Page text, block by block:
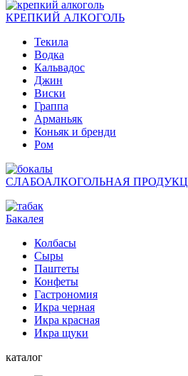
КРЕПКИЙ АЛКОГОЛЬ
Текила
Водка
Кальвадос
Джин
Виски
Граппа
Арманьяк
Коньяк и бренди
Ром
СЛАБОАЛКОГОЛЬНАЯ
Бакалея
Колбасы
Сыры
Паштеты
Конфеты
Гастрономия
Икра черная
Икра красная
Икра щуки
каталог